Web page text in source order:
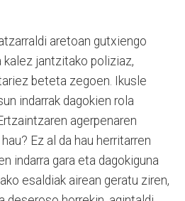
aretoan gutxiengo
kalez jantzitako poliziaz,
beteta zegoen. Ikusle
indarrak dagokien rola
agerpenaren
Ez al da hau herritarren
indarra gara eta dagokiguna
esaldiak airean geratu ziren,